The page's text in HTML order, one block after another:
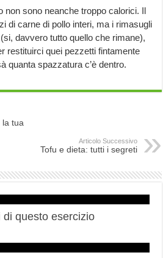
non sono neanche troppo calorici. Il
di carne di pollo interi, ma i rimasugli
davvero tutto quello che rimane),
restituirci quei pezzetti fintamente
quanta spazzatura c’è dentro.
la tua
Articolo Successivo
Tofu e dieta: tutti i segreti
questo esercizio